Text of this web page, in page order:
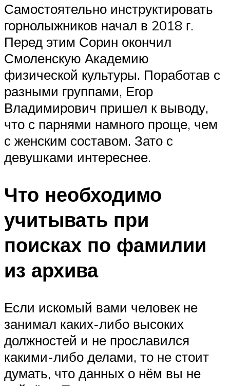
Самостоятельно инструктировать
горнолыжников начал в 2018 г.
Перед этим Сорин окончил
Смоленскую Академию
физической культуры. Поработав с
разными группами, Егор
Владимирович пришел к выводу,
что с парнями намного проще, чем
с женским составом. Зато с
девушками интереснее.
Что необходимо
учитывать при
поисках по фамилии
из архива
Если искомый вами человек не
занимал каких-либо высоких
должностей и не прославился
какими-либо делами, то не стоит
думать, что данных о нём вы не